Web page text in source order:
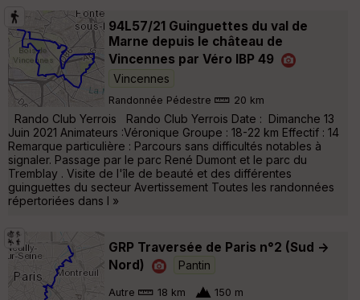
94L57/21 Guinguettes du val de
Marne depuis le château de
Vincennes par Véro IBP 49
Vincennes
Randonnée Pédestre 20 km
Rando Club Yerrois Rando Club Yerrois Date : Dimanche 13
Juin 2021 Animateurs :Véronique Groupe : 18-22 km Effectif : 14
Remarque particulière : Parcours sans difficultés notables à
signaler. Passage par le parc René Dumont et le parc du
Tremblay . Visite de l'île de beauté et des différentes
guinguettes du secteur Avertissement Toutes les randonnées
répertoriées dans l »
GRP Traversée de Paris n°2 (Sud ->
Nord)
Pantin
Autre 18 km 150 m